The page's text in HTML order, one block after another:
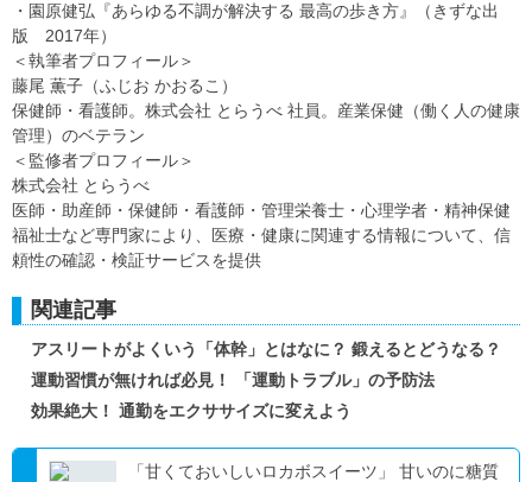
・園原健弘『あらゆる不調が解決する 最高の歩き方』（きずな出
版 2017年）
＜執筆者プロフィール＞
藤尾 薫子（ふじお かおるこ）
保健師・看護師。株式会社 とらうべ 社員。産業保健（働く人の健康
管理）のベテラン
＜監修者プロフィール＞
株式会社 とらうべ
医師・助産師・保健師・看護師・管理栄養士・心理学者・精神保健
福祉士など専門家により、医療・健康に関連する情報について、信
頼性の確認・検証サービスを提供
関連記事
アスリートがよくいう「体幹」とはなに？ 鍛えるとどうなる？
運動習慣が無ければ必見！ 「運動トラブル」の予防法
効果絶大！ 通勤をエクササイズに変えよう
「甘くておいしいロカボスイーツ」 甘いのに糖質